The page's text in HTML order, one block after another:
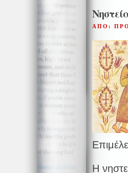
ΑΠΟ:
Η